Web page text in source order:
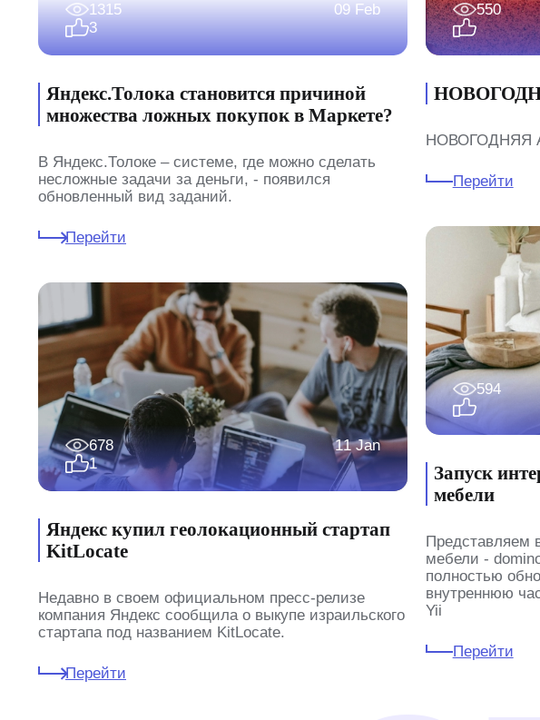
1315
3
09 Feb
Яндекс.Толока становится причиной
множества ложных покупок в Маркете?
В Яндекс.Толоке – системе, где можно сделать
несложные задачи за деньги, - появился
обновленный вид заданий.
Перейти
678
1
11 Jan
Яндекс купил геолокационный стартап
KitLocate
Недавно в своем официальном пресс-релизе
компания Яндекс сообщила о выкупе израильского
стартапа под названием KitLocate.
Перейти
550
НОВОГОДНЯЯ
Перейти
594
Запуск
мебели
Представляем
мебели -
полностью
внутреннюю
Yii
Перейти